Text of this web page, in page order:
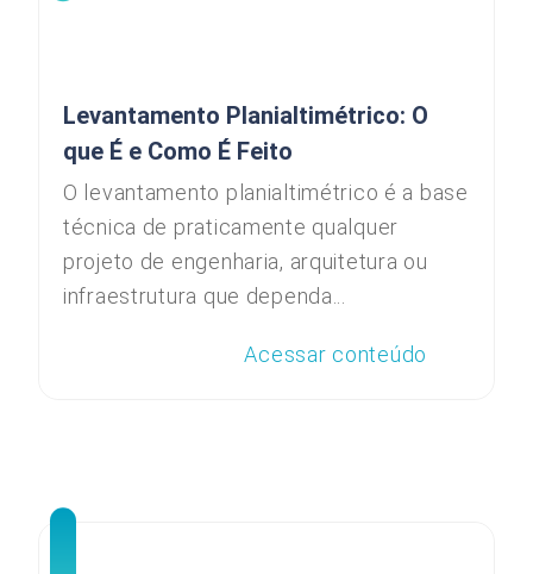
Levantamento Planialtimétrico: O
que É e Como É Feito
O levantamento planialtimétrico é a base
técnica de praticamente qualquer
projeto de engenharia, arquitetura ou
infraestrutura que dependa...
Acessar conteúdo